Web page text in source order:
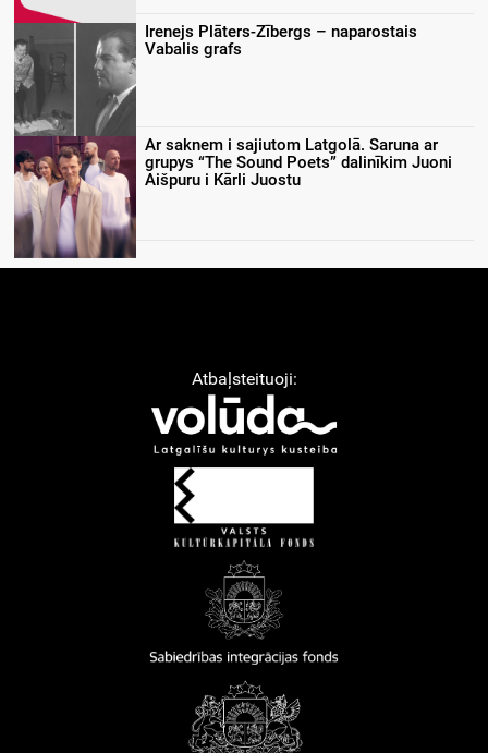
Irenejs Plāters-Zībergs – naparostais
Vabalis grafs
Ar saknem i sajiutom Latgolā. Saruna ar
grupys “The Sound Poets” dalinīkim Juoni
Aišpuru i Kārli Juostu
Atbaļsteituoji: